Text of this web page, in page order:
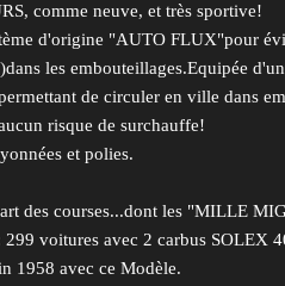
comme neuve, et très sportive!
d'origine "AUTO FLUX"pour
les embouteillages.Equipée
de circuler en ville dans
risque de surchauffe!
et polies.
des courses...dont les "MILLE
299 voitures avec 2 carbus SOLEX
1958 avec ce Modèle.